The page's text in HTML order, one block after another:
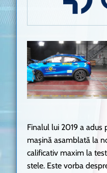
Finalul lui 2019 a adus
mașină asamblată la
calificativ maxim la
stele. Este vorba